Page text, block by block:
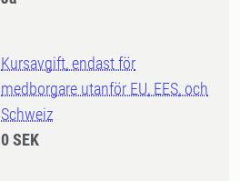
Kursavgift, endast för
medborgare utanför EU, EES, och
Schweiz
0 SEK